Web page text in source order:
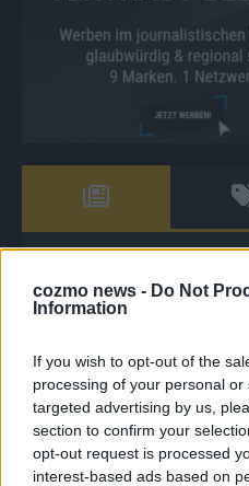
cozmo news - Do Not
Information
If you wish to opt-out of the
processing of your personal
targeted advertising by us,
section to confirm your
opt-out request is processed
interest-based ads based on
Comedienne gewinnt als
hat sich als Rave-Ioli in die
The Masked Singer:
Lady Gagas „Abracadabra“
The Masked Singer:
erneut mit „You Are Not